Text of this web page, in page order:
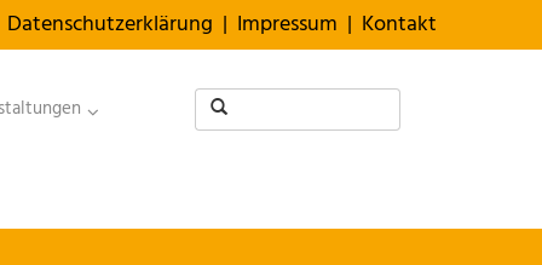
Datenschutzerklärung | Impressum | Kontakt